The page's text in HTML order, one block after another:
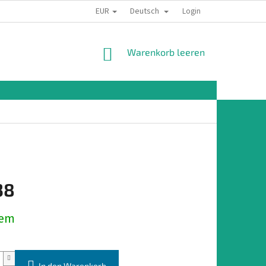
EUR Deutsch Login
WARENKORB
Warenkorb leeren